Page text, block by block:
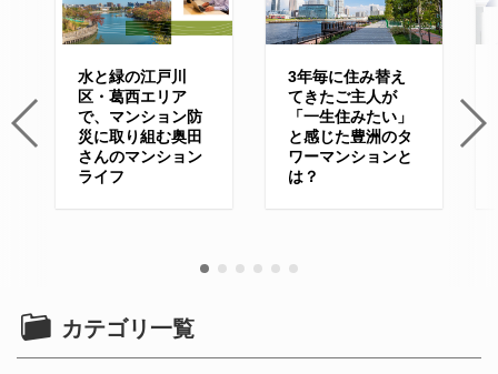
水と緑の江戸川
区・葛西エリア
で、マンション防
災に取り組む奥田
さんのマンション
ライフ
3年毎に住み替え
てきたご主人が
「一生住みたい」
と感じた豊洲のタ
ワーマンションと
は？
カテゴリ一覧